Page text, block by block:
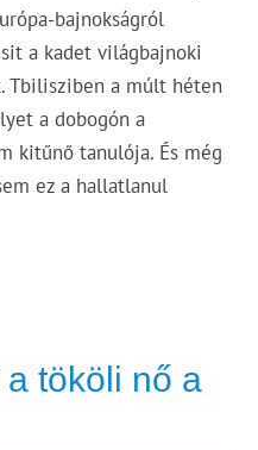
bajnokságról
a kadet világbajnoki
Tbilisziben a múlt héten
a dobogón a
kitűnő tanulója. És még
ez a hallatlanul
tököli nő a